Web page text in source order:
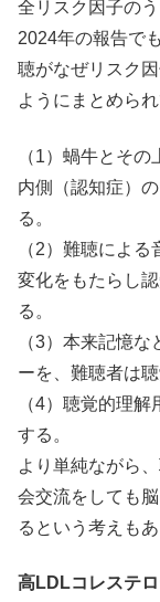
全リスク因子の
2024年の報告で
聴がなぜリスク
ようにまとめられ
（1）蝸牛とそ
内側（認知症）
る。
（2）難聴によ
変化をもたらし
る。
（3）本来記憶
ーを、難聴者は
（4）聴覚的理
する。
より単純ながら
会交流をしても
るという考えもあ
高LDLコレステ